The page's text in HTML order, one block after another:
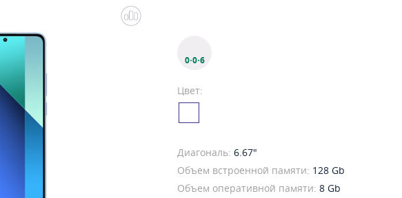
0·0·6
Цвет:
Диагональ: 6.67"
Объем встроенной памяти: 128 Gb
Объем оперативной памяти: 8 Gb